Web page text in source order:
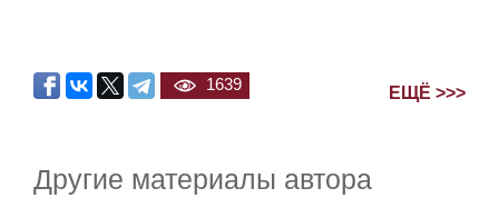
1639 ЕЩЁ >>>
Другие материалы автора